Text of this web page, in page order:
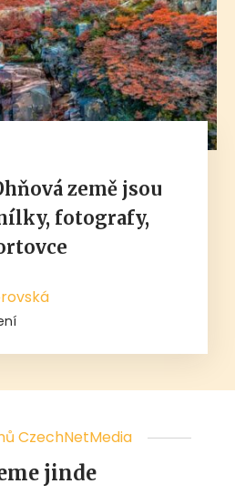
země jsou
fotografy,
CzechNetMedia
jinde